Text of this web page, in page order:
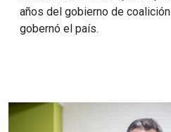
años del gobierno de
gobernó el país.
Imagen